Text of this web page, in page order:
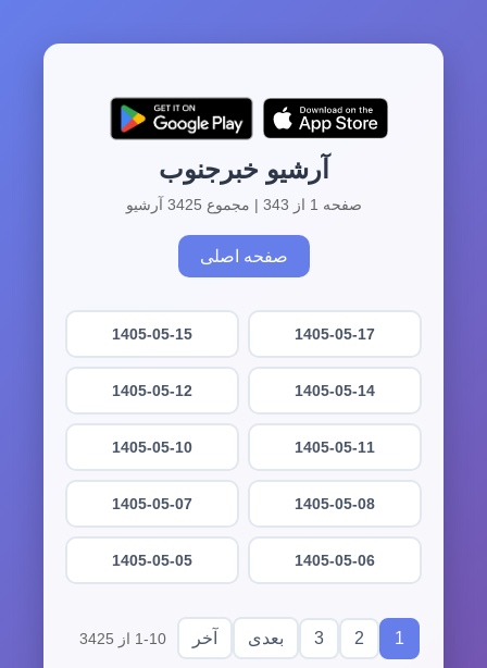
آرشیو خبرجنوب
صفحه 1 از 343 | مجموع 3425 آرشیو
صفحه اصلی
1405-05-17
1405-05-15
1405-05-14
1405-05-12
1405-05-11
1405-05-10
1405-05-08
1405-05-07
1405-05-06
1405-05-05
1
2
3 بعدی آخر 1-10 از 3425